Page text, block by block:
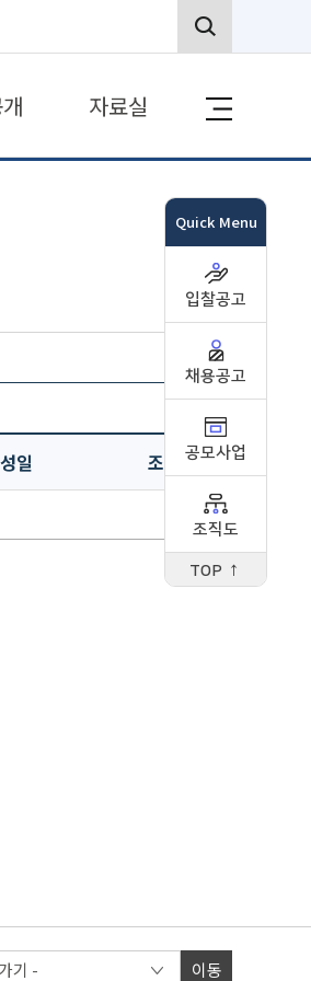
자료실
일
조회수
Quick Menu
입찰공고
채용공고
공모사업
조직도
TOP ↑
이동